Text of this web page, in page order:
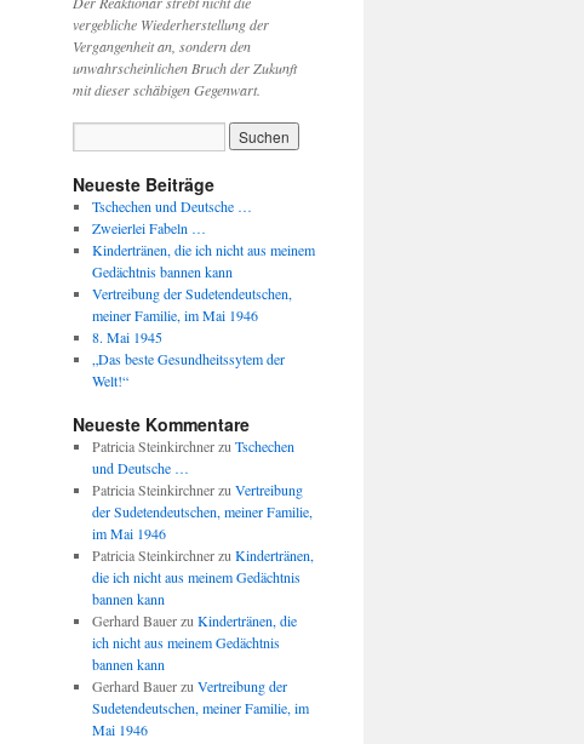
vergebliche Wiederherstellung der
Vergangenheit an, sondern den
unwahrscheinlichen Bruch der Zukunft
mit dieser schäbigen Gegenwart.
Neueste Beiträge
Tschechen und Deutsche …
Zweierlei Fabeln …
Kindertränen, die ich nicht aus meinem
Gedächtnis bannen kann
Vertreibung der Sudetendeutschen,
meiner Familie, im Mai 1946
8. Mai 1945
„Das beste Gesundheitssytem der
Welt!“
Neueste Kommentare
Patricia Steinkirchnerzu Tschechen
und Deutsche …
Patricia Steinkirchnerzu Vertreibung
der Sudetendeutschen, meiner Familie,
im Mai 1946
Patricia Steinkirchnerzu Kindertränen,
die ich nicht aus meinem Gedächtnis
bannen kann
Gerhard Bauerzu Kindertränen, die
ich nicht aus meinem Gedächtnis
bannen kann
Gerhard Bauerzu Vertreibung der
Sudetendeutschen, meiner Familie, im
Mai 1946